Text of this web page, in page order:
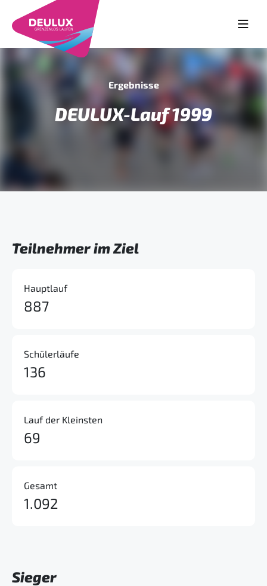
Ergebnisse
DEULUX-Lauf 1999
Teilnehmer im Ziel
Hauptlauf
887
Schülerläufe
136
Lauf der Kleinsten
69
Gesamt
1.092
Sieger